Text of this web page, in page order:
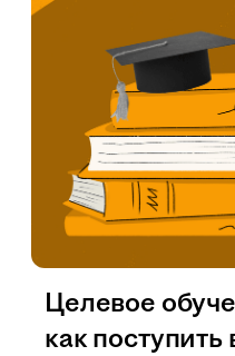
Целевое
как поступить